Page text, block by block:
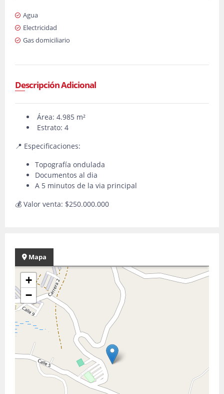
Agua
Electricidad
Gas domiciliario
Descripción Adicional
Área: 4.985 m²
Estrato: 4
📍 Especificaciones:
Topografía ondulada
Documentos al dia
A 5 minutos de la via principal
💰 Valor venta: $250.000.000
Mapa
+
−